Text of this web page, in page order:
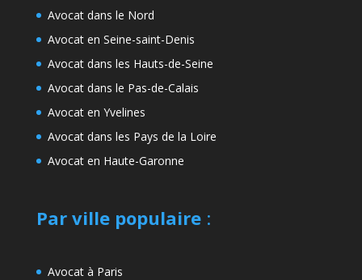
Avocat dans le Nord
Avocat en Seine-saint-Denis
Avocat dans les Hauts-de-Seine
Avocat dans le Pas-de-Calais
Avocat en Yvelines
Avocat dans les Pays de la Loire
Avocat en Haute-Garonne
Par ville populaire:
Avocat à Paris